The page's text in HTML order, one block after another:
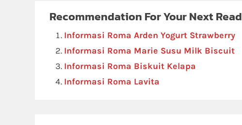
Recommendation For Your Next Read
Informasi Roma Arden Yogurt Strawberry
Informasi Roma Marie Susu Milk Biscuit
Informasi Roma Biskuit Kelapa
Informasi Roma Lavita